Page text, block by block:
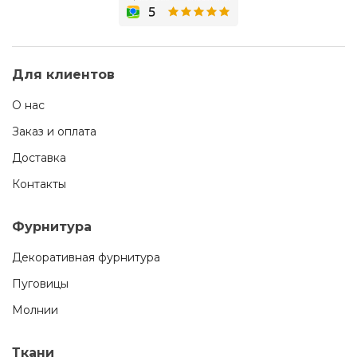
Для клиентов
О нас
Заказ и оплата
Доставка
Контакты
Фурнитура
Декоративная фурнитура
Пуговицы
Молнии
Ткани